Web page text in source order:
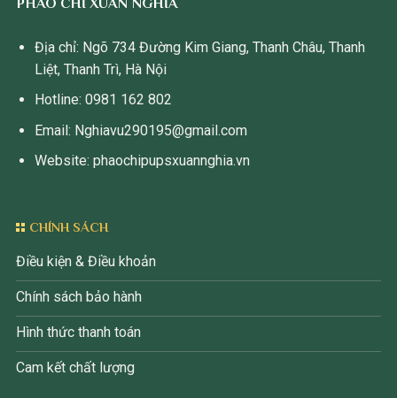
Địa chỉ: Ngõ 734 Đường Kim Giang, Thanh Châu, Thanh
Liệt, Thanh Trì, Hà Nội
Hotline: 0981 162 802
Email: Nghiavu290195@gmail.com
Website: phaochipupsxuannghia.vn
CHÍNH SÁCH
Điều kiện & Điều khoản
Chính sách bảo hành
Hình thức thanh toán
Cam kết chất lượng